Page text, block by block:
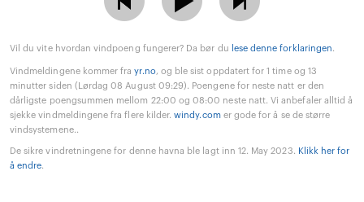
Vil du vite hvordan vindpoeng fungerer? Da bør du lese denne forklaringen.
Vindmeldingene kommer frayr.no, og ble sist oppdatert for 1 time og 13
minutter siden (Lørdag 08 August 09:29). Poengene for neste natt er den
dårligste poengsummen mellom 22:00 og 08:00 neste natt. Vi anbefaler alltid å
sjekke vindmeldingene fra flere kilder.windy.comer gode for å se de større
vindsystemene..
De sikre vindretningene for denne havna ble lagt inn 12. May 2023. Klikk her for
å endre.